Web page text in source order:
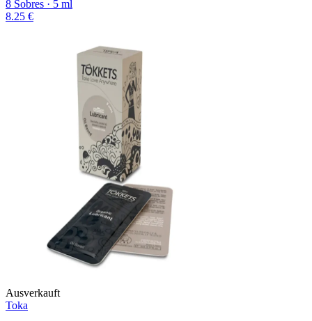
8 Sobres · 5 ml
8.25 €
Ausverkauft
Toka